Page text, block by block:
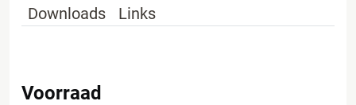
Downloads
Links
Voorraad